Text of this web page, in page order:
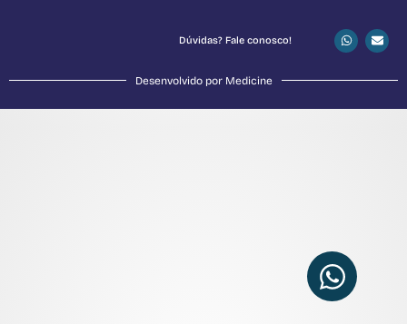
Dúvidas? Fale conosco!
Desenvolvido por Medicine